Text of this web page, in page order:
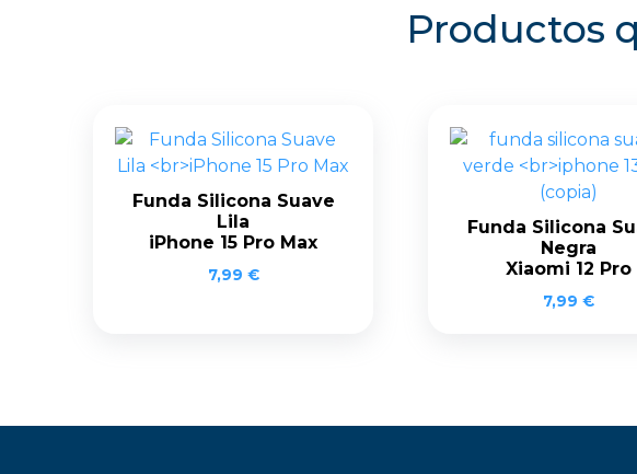
Productos
Funda Silicona Suave
Lila
iPhone 15 Pro Max
7,99 €
Funda Silicona
Negra
Xiaomi 12 Pro
7,99 €